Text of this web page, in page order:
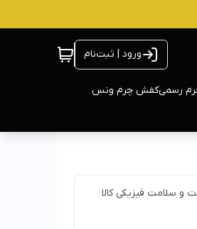
ورود | ثبت‌نام
رسمیکفش چرم ونس
و سلامت فیزیکی کالا